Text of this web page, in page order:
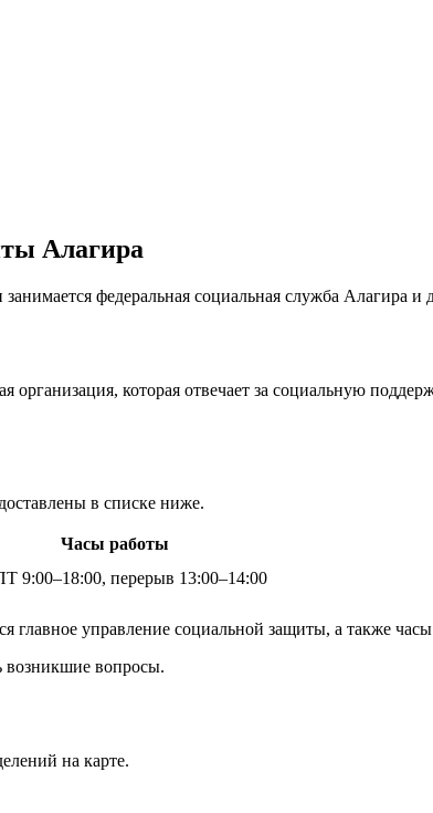
Алагира
федеральная социальная служба Алагира и
которая отвечает за социальную
в списке ниже.
Часы работы
9:00–18:00, перерыв 13:00–14:00
главное управление социальной защиты, а также
возникшие вопросы.
на карте.